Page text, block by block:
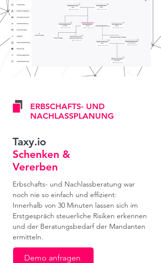
ERBSCHAFTS- UND
NACHLASSPLANUNG
Taxy.io
Schenken &
Vererben
Erbschafts- und Nachlassberatung war
noch nie so einfach und effizient:
Innerhalb von 30 Minuten lassen sich im
Erstgespräch steuerliche Risiken erkennen
und der Beratungsbedarf der Mandanten
ermitteln.
Demo anfragen